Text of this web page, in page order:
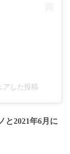
アした投稿
と2021年6月に